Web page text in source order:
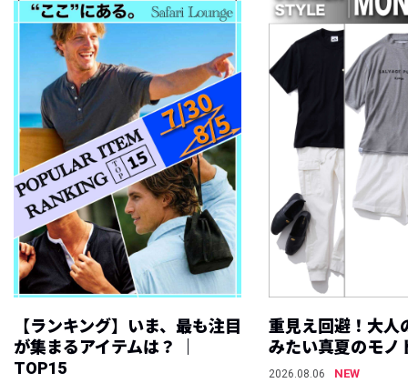
【ランキング】いま、最も注目
が集まるアイテムは？ ｜
TOP15
重見え回避！大人
みたい真夏のモノ
2026.08.06
NEW